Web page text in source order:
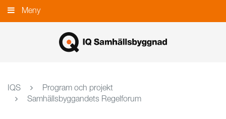
Gå
till
Meny
IQS
Program och projekt
Samhällsbyggandets Regelforum